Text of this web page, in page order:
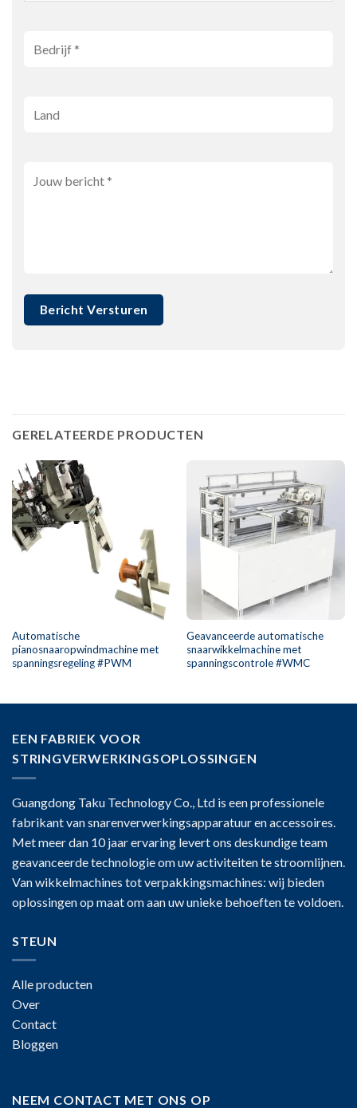
GERELATEERDE PRODUCTEN
Automatische
pianosnaaropwindmachine met
spanningsregeling #PWM
Geavanceerde automatische
snaarwikkelmachine met
spanningscontrole #WMC
EEN FABRIEK VOOR
STRINGVERWERKINGSOPLOSSINGEN
Guangdong Taku Technology Co., Ltd is een professionele
fabrikant van snarenverwerkingsapparatuur en accessoires.
Met meer dan 10 jaar ervaring levert ons deskundige team
geavanceerde technologie om uw activiteiten te stroomlijnen.
Van wikkelmachines tot verpakkingsmachines: wij bieden
oplossingen op maat om aan uw unieke behoeften te voldoen.
STEUN
Alle producten
Over
Contact
Bloggen
NEEM CONTACT MET ONS OP